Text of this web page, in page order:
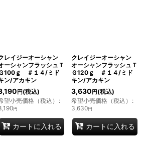
レイジーオーシャン
ーシャンフラッシュＴ
100ｇ ＃１４/ミド
ン/アカキン
円(税込)
望小売価格（税込） :
円
カートに入れる
クレイジーオーシャン
オーシャンフラッシュＴ
Ｇ120ｇ ＃１４/ミド
キン/アカキン
3,630 円(税込)
希望小売価格（税込） :
3,630円
カートに入れる